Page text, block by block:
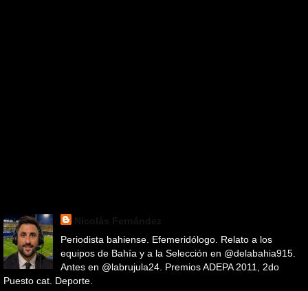
Periodista bahiense. Efemeridólogo. Relato a los
equipos de Bahía y a la Selección en @delabahia915.
Antes en @labrujula24. Premios ADEPA 2011, 2do
Puesto cat. Deporte.